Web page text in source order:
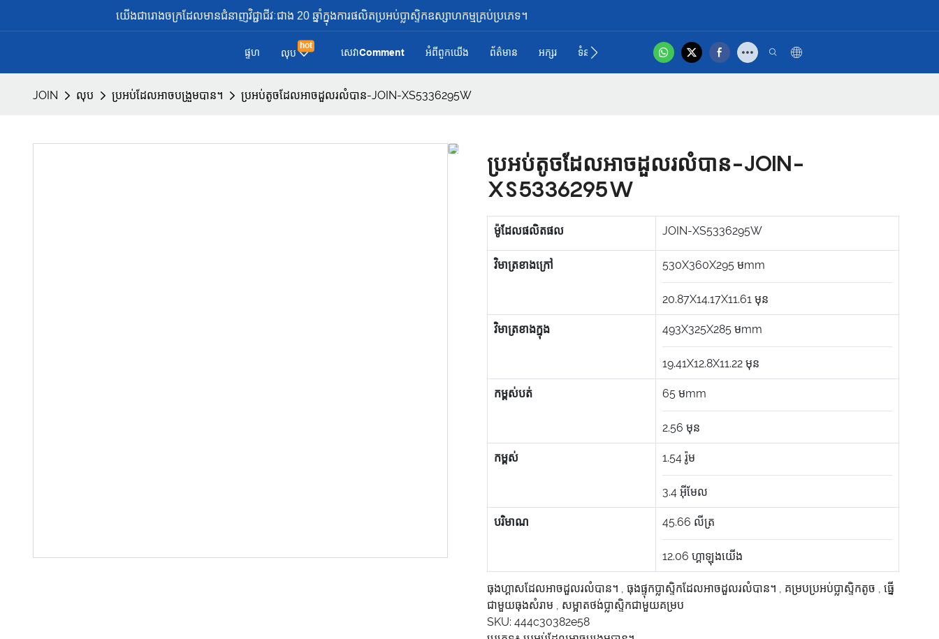
យើងជារោងចក្រដែលមានជំនាញវិជ្ជាជីវៈជាង 20 ឆ្នាំក្នុងការផលិតប្រអប់ប្លាស្ទិកឧស្សាហកម្មគ្រប់ប្រភេទ។
ផ្ទហ លុប
hot
សេវាComment អំពី​ពួក​យើង ព័ត៌មាន អក្សរ ទំនាក់ទំនង របស់ អ្នក វីដេអូផលិតផល
hot
JOIN លុប ប្រអប់ដែលអាចបង្រួមបាន។ ប្រអប់តូចដែលអាចដួលរលំបាន-JOIN-XS5336295W
ប្រអប់តូចដែលអាចដួលរលំបាន-JOIN-
XS5336295W
ម៉ូដែលផលិតផល JOIN-XS5336295W
វិមាត្រខាងក្រៅ 530X360X295 មmm
20.87X14.17X11.61 មុន
វិមាត្រខាងក្នុង 493X325X285 មmm
19.41X12.8X11.22 មុន
កម្ពស់បត់ 65 មmm
2.56 មុន
កម្ពស់ 1.54 រ៉ូម
3.4 អ៊ីមែល
បរិមាណ 45.66 លីត្រ
12.06 ហ្គាឡុងយើង
ធុងហ្គាសដែលអាចដួលរលំបាន។ , ធុងផ្ទុកប្លាស្ទិកដែលអាចដួលរលំបាន។ , គម្របប្រអប់ប្លាស្ទិកតូច , ធ្នើ
ជាមួយធុងសំរាម , សម្អាតថង់ប្លាស្ទិកជាមួយគម្រប
SKU: 444c30382e58